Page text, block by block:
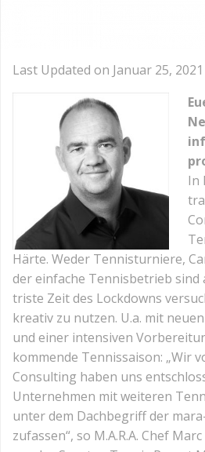
Last Updated on Januar 25, 2021
In
Härte. Weder Tennisturniere,
der einfache Tennisbetrieb sind
triste Zeit des Lockdowns
kreativ zu nutzen. U.a. mit
und einer intensiven
kommende Tennissaison: „Wir
Consulting haben uns
Unternehmen mit weiteren
unter dem Dachbegriff der
zufassen“, so M.A.R.A. Chef